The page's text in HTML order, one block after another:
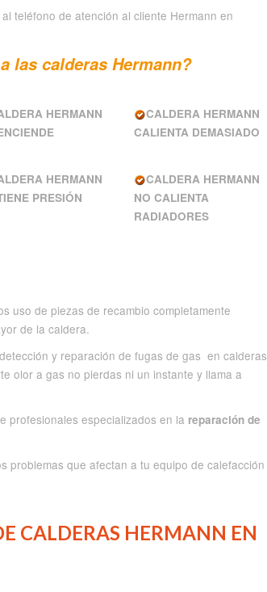
teléfono de atención al cliente Hermann en
las calderas Hermann?
HERMANN
HERMANN
PRESIÓN
CALDERA HERMANN
CALIENTA DEMASIADO
CALDERA HERMANN
NO CALIENTA
RADIADORES
uso de piezas de recambio completamente
de la caldera.
y reparación de fugas de gas en calderas
olor a gas no pierdas ni un instante y llama a
profesionales especializados en la reparación de
problemas que afectan a tu equipo de calefacción
CALDERAS HERMANN EN